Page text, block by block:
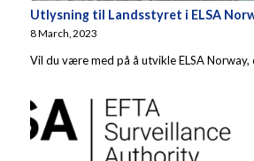
Utlysning til Landsstyret i ELSA
8 March, 2023
Vil du være med på å utvikle ELSA